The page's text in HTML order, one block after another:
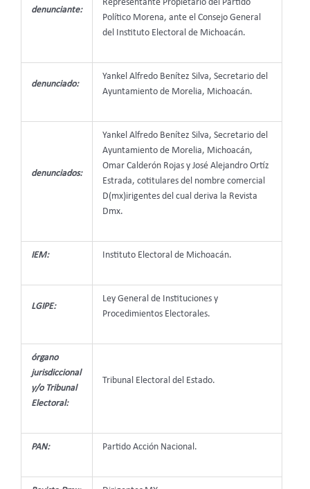
denunciante:
Representante Propietario del Partido
Político Morena, ante el Consejo General
del Instituto Electoral de Michoacán.
denunciado:
Yankel Alfredo Benítez Silva, Secretario del
Ayuntamiento de Morelia, Michoacán.
denunciados:
Yankel Alfredo Benítez Silva, Secretario del
Ayuntamiento de Morelia, Michoacán,
Omar Calderón Rojas y José Alejandro Ortíz
Estrada, cotitulares del nombre comercial
D(mx)irigentes del cual deriva la Revista
Dmx.
IEM: Instituto Electoral de Michoacán.
LGIPE:
Ley General de Instituciones y
Procedimientos Electorales.
órgano
jurisdiccional
y/o Tribunal
Electoral:
Tribunal Electoral del Estado.
PAN: Partido Acción Nacional.